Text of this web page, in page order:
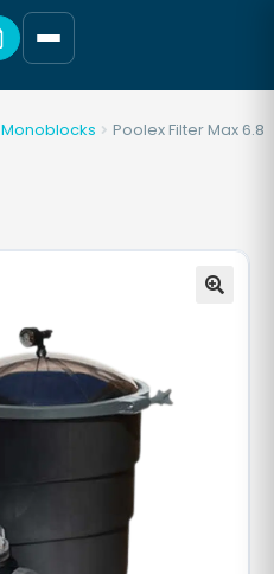
Monoblocks
Poolex Filter Max 6.8